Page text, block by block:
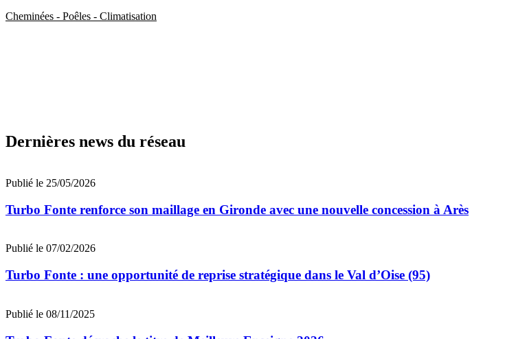
Cheminées - Poêles - Climatisation
Dernières news du réseau
Publié le 25/05/2026
Turbo Fonte renforce son maillage en Gironde avec une nouvelle concession à Arès
Publié le 07/02/2026
Turbo Fonte : une opportunité de reprise stratégique dans le Val d’Oise (95)
Publié le 08/11/2025